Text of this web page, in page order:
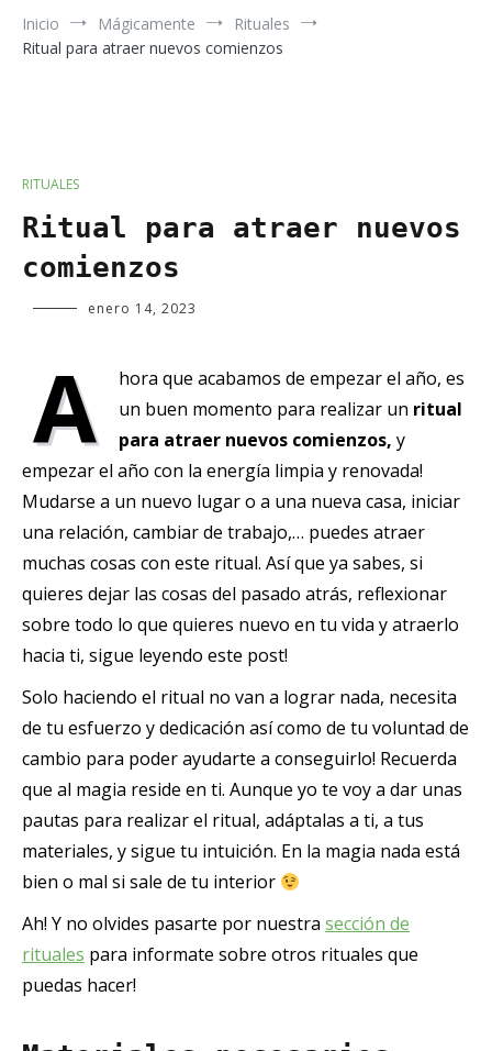
Inicio Mágicamente
Rituales
Ritual para atraer nuevos comienzos
RITUALES
Ritual para atraer nuevos
comienzos
Verde
enero 14, 2023
A
hora que acabamos de empezar el año, es
un buen momento para realizar un ritual
para atraer nuevos comienzos, y
empezar el año con la energía limpia y renovada!
Mudarse a un nuevo lugar o a una nueva casa, iniciar
una relación, cambiar de trabajo,… puedes atraer
muchas cosas con este ritual. Así que ya sabes, si
quieres dejar las cosas del pasado atrás, reflexionar
sobre todo lo que quieres nuevo en tu vida y atraerlo
hacia ti, sigue leyendo este post!
Solo haciendo el ritual no van a lograr nada, necesita
de tu esfuerzo y dedicación así como de tu voluntad de
cambio para poder ayudarte a conseguirlo! Recuerda
que al magia reside en ti. Aunque yo te voy a dar unas
pautas para realizar el ritual, adáptalas a ti, a tus
materiales, y sigue tu intuición. En la magia nada está
bien o mal si sale de tu interior
Ah! Y no olvides pasarte por nuestra sección de
rituales para informate sobre otros rituales que
puedas hacer!